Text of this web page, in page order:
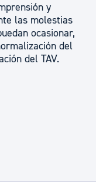
y
las molestias
ocasionar,
del
del TAV.